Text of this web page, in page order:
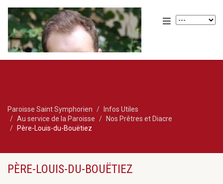
Paroisse Saint Symphorien
Infos Utiles
Au service de la Paroisse
Nos Prêtres et Diacre
Père-Louis-du-Bouëtiez
PÈRE-LOUIS-DU-BOUËTIEZ